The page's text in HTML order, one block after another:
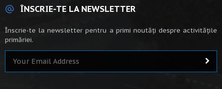
ÎNSCRIE-TE LA NEWSLETTER
Înscrie-te la newsletter pentru a primi noutăți despre activitățile
primăriei.